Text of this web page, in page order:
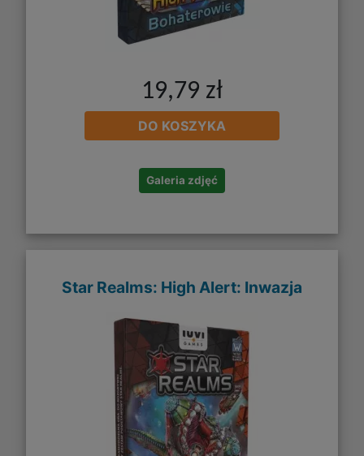
19,79 zł
DO KOSZYKA
Galeria zdjęć
Star Realms: High Alert: Inwazja